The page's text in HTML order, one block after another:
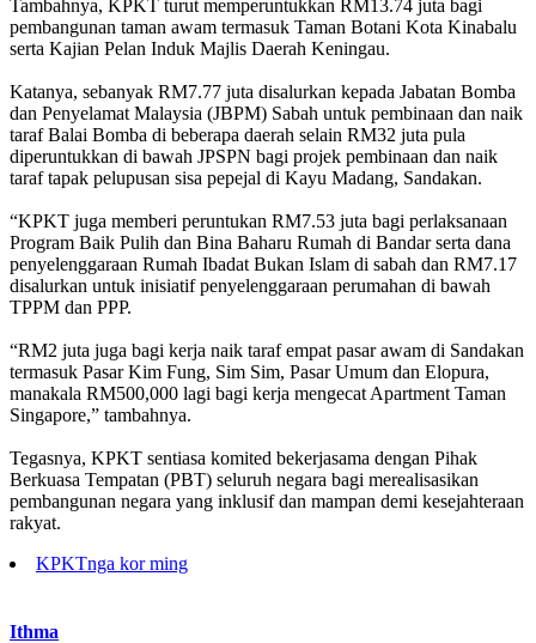
Tambahnya, KPKT turut memperuntukkan RM13.74 juta bagi
pembangunan taman awam termasuk Taman Botani Kota Kinabalu
serta Kajian Pelan Induk Majlis Daerah Keningau.
Katanya, sebanyak RM7.77 juta disalurkan kepada Jabatan Bomba
dan Penyelamat Malaysia (JBPM) Sabah untuk pembinaan dan naik
taraf Balai Bomba di beberapa daerah selain RM32 juta pula
diperuntukkan di bawah JPSPN bagi projek pembinaan dan naik
taraf tapak pelupusan sisa pepejal di Kayu Madang, Sandakan.
“KPKT juga memberi peruntukan RM7.53 juta bagi perlaksanaan
Program Baik Pulih dan Bina Baharu Rumah di Bandar serta dana
penyelenggaraan Rumah Ibadat Bukan Islam di sabah dan RM7.17
disalurkan untuk inisiatif penyelenggaraan perumahan di bawah
TPPM dan PPP.
“RM2 juta juga bagi kerja naik taraf empat pasar awam di Sandakan
termasuk Pasar Kim Fung, Sim Sim, Pasar Umum dan Elopura,
manakala RM500,000 lagi bagi kerja mengecat Apartment Taman
Singapore,” tambahnya.
Tegasnya, KPKT sentiasa komited bekerjasama dengan Pihak
Berkuasa Tempatan (PBT) seluruh negara bagi merealisasikan
pembangunan negara yang inklusif dan mampan demi kesejahteraan
rakyat.
KPKTnga kor ming
Ithma